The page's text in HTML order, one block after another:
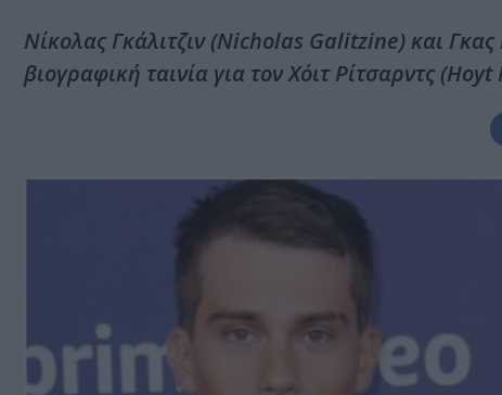
Νίκολας Γκάλιτζιν (Nicholas Galitzine) και
βιογραφική ταινία για τον Χόιτ Ρίτσαρντς